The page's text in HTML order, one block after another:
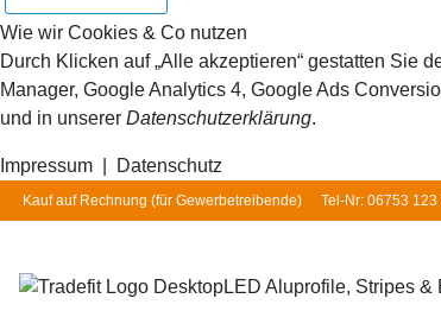
Wie wir Cookies & Co nutzen
Durch Klicken auf „Alle akzeptieren“ gestatten Sie
Manager, Google Analytics 4, Google Ads
und in unserer Datenschutzerklärung.
Impressum Datenschutz
Kauf auf Rechnung (für Gewerbetreibende) Tel-Nr: 06753 123
LED Aluprofile, Stripes &